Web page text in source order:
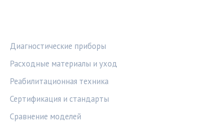
Диагностические приборы
Расходные материалы и уход
Реабилитационная техника
Сертификация и стандарты
Сравнение моделей